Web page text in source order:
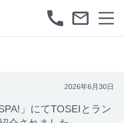
2026年6月30日
」にてTOSEIとラン